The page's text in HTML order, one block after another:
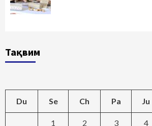
Тақвим
Du Se Ch Pa Ju
1 2 3 4